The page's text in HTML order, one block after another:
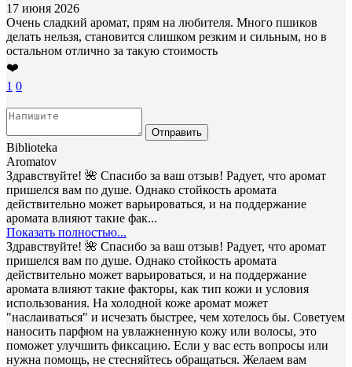
17 июня 2026
Очень сладкий аромат, прям на любителя. Много пшиков
делать нельзя, становится слишком резким и сильным, но в
остальном отлично за такую стоимость
❤️
1 0
Отправить
Biblioteka
Aromatov
Здравствуйте! 🌺 Спасибо за ваш отзыв! Радует, что аромат
пришелся вам по душе. Однако стойкость аромата
действительно может варьироваться, и на поддержание
аромата влияют такие фак...
Показать полностью...
Здравствуйте! 🌺 Спасибо за ваш отзыв! Радует, что аромат
пришелся вам по душе. Однако стойкость аромата
действительно может варьироваться, и на поддержание
аромата влияют такие факторы, как тип кожи и условия
использования. На холодной коже аромат может
"наслаиваться" и исчезать быстрее, чем хотелось бы. Советуем
наносить парфюм на увлажненную кожу или волосы, это
поможет улучшить фиксацию. Если у вас есть вопросы или
нужна помощь, не стесняйтесь обращаться. Желаем вам